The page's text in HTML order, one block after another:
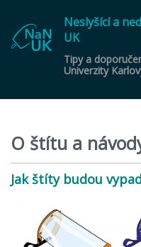
Neslyšící a
UK
Tipy a
Univerzity
O štítu a
Jak štíty budou